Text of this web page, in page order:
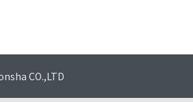
CO.,LTD